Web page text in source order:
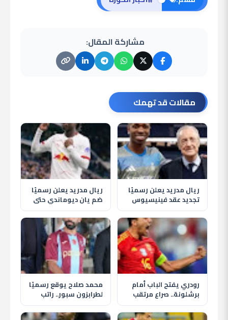
مشاركة المقال:
مقالات قد تهمك
ريال مدريد يعلن رسميًا
تجديد عقد فينيسيوس
جونيور حتى 2032
ريال مدريد يعلن رسميًا
ضم يان ديوماندي حتى
2033 في أغلى صفقة
بتاريخ النادي
رودري يفتح الباب أمام
برشلونة.. صراع مرتقب
مع ريال مدريد على نجم
مانشستر سيتي
محمد صلاح يوقع رسميًا
لطرابزون سبور.. راتب
ضخم ومكافآت وعائدات
من المنتجات